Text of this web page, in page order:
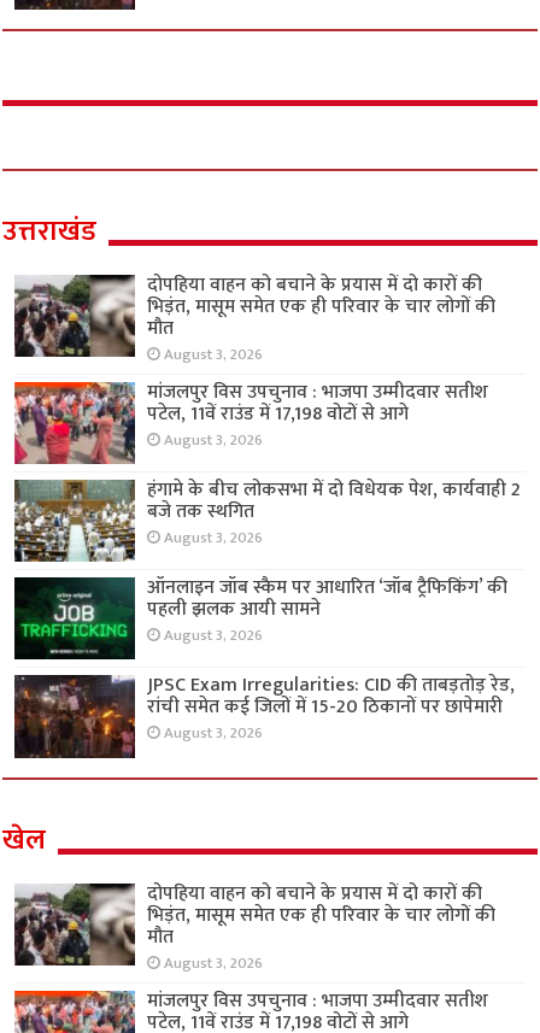
उत्तराखंड
दोपहिया वाहन को बचाने के प्रयास में दो कारों की
भिड़ंत, मासूम समेत एक ही परिवार के चार लोगों की
मौत
August 3, 2026
मांजलपुर विस उपचुनाव : भाजपा उम्मीदवार सतीश
पटेल, 11वें राउंड में 17,198 वोटों से आगे
August 3, 2026
हंगामे के बीच लोकसभा में दो विधेयक पेश, कार्यवाही 2
बजे तक स्थगित
August 3, 2026
ऑनलाइन जॉब स्कैम पर आधारित ‘जॉब ट्रैफिकिंग’ की
पहली झलक आयी सामने
August 3, 2026
JPSC Exam Irregularities: CID की ताबड़तोड़ रेड,
रांची समेत कई जिलों में 15-20 ठिकानों पर छापेमारी
August 3, 2026
खेल
दोपहिया वाहन को बचाने के प्रयास में दो कारों की
भिड़ंत, मासूम समेत एक ही परिवार के चार लोगों की
मौत
August 3, 2026
मांजलपुर विस उपचुनाव : भाजपा उम्मीदवार सतीश
पटेल, 11वें राउंड में 17,198 वोटों से आगे